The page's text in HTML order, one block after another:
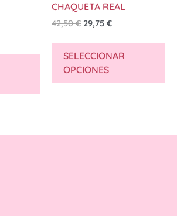
CHAQUETA REAL
42,50€ 29,75 €
SELECCIONAR
OPCIONES